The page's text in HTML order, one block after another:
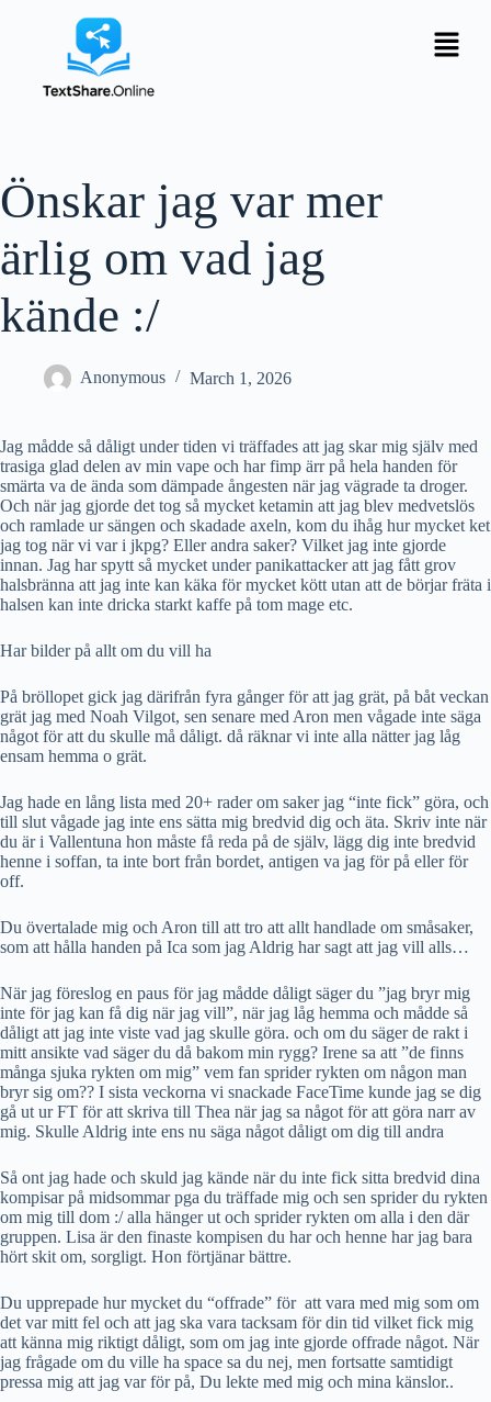
Önskar jag var mer
ärlig om vad jag
kände :/
Anonymous March 1, 2026
Jag mådde så dåligt under tiden vi träffades att jag skar mig själv med
trasiga glad delen av min vape och har fimp ärr på hela handen för
smärta va de ända som dämpade ångesten när jag vägrade ta droger.
Och när jag gjorde det tog så mycket ketamin att jag blev medvetslös
och ramlade ur sängen och skadade axeln, kom du ihåg hur mycket ket
jag tog när vi var i jkpg? Eller andra saker? Vilket jag inte gjorde
innan. Jag har spytt så mycket under panikattacker att jag fått grov
halsbränna att jag inte kan käka för mycket kött utan att de börjar fräta i
halsen kan inte dricka starkt kaffe på tom mage etc.
Har bilder på allt om du vill ha
På bröllopet gick jag därifrån fyra gånger för att jag grät, på båt veckan
grät jag med Noah Vilgot, sen senare med Aron men vågade inte säga
något för att du skulle må dåligt. då räknar vi inte alla nätter jag låg
ensam hemma o grät.
Jag hade en lång lista med 20+ rader om saker jag “inte fick” göra, och
till slut vågade jag inte ens sätta mig bredvid dig och äta. Skriv inte när
du är i Vallentuna hon måste få reda på de själv, lägg dig inte bredvid
henne i soffan, ta inte bort från bordet, antigen va jag för på eller för
off.
Du övertalade mig och Aron till att tro att allt handlade om småsaker,
som att hålla handen på Ica som jag Aldrig har sagt att jag vill alls…
När jag föreslog en paus för jag mådde dåligt säger du ”jag bryr mig
inte för jag kan få dig när jag vill”, när jag låg hemma och mådde så
dåligt att jag inte viste vad jag skulle göra. och om du säger de rakt i
mitt ansikte vad säger du då bakom min rygg? Irene sa att ”de finns
många sjuka rykten om mig” vem fan sprider rykten om någon man
bryr sig om?? I sista veckorna vi snackade FaceTime kunde jag se dig
gå ut ur FT för att skriva till Thea när jag sa något för att göra narr av
mig. Skulle Aldrig inte ens nu säga något dåligt om dig till andra
Så ont jag hade och skuld jag kände när du inte fick sitta bredvid dina
kompisar på midsommar pga du träffade mig och sen sprider du rykten
om mig till dom :/ alla hänger ut och sprider rykten om alla i den där
gruppen. Lisa är den finaste kompisen du har och henne har jag bara
hört skit om, sorgligt. Hon förtjänar bättre.
Du upprepade hur mycket du “offrade” för att vara med mig som om
det var mitt fel och att jag ska vara tacksam för din tid vilket fick mig
att känna mig riktigt dåligt, som om jag inte gjorde offrade något. När
jag frågade om du ville ha space sa du nej, men fortsatte samtidigt
pressa mig att jag var för på, Du lekte med mig och mina känslor..